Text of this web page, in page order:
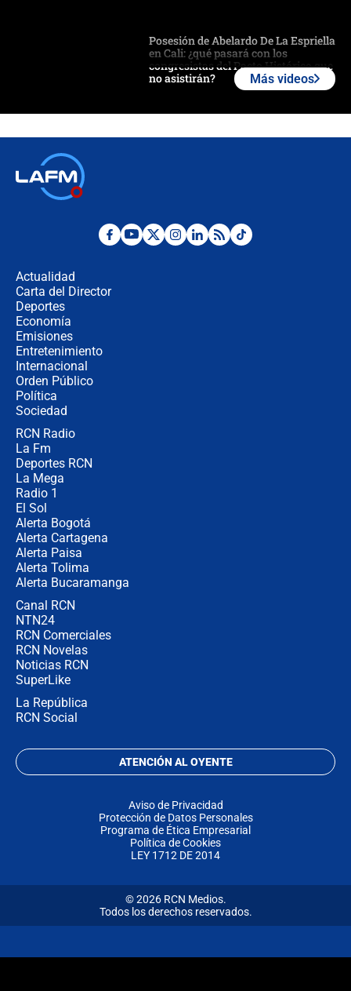
Posesión de Abelardo De La Espriella
en Cali: ¿qué pasará con los
congresistas del Pacto Histórico que
no asistirán?
¿Por qué De la Espriella gobernará
Más videos
Actualidad
Carta del Director
Deportes
Economía
Emisiones
Entretenimiento
Internacional
Orden Público
Política
Sociedad
RCN Radio
La Fm
Deportes RCN
La Mega
Radio 1
El Sol
Alerta Bogotá
Alerta Cartagena
Alerta Paisa
Alerta Tolima
Alerta Bucaramanga
Canal RCN
NTN24
RCN Comerciales
RCN Novelas
Noticias RCN
SuperLike
La República
RCN Social
ATENCIÓN AL OYENTE
Aviso de Privacidad
Protección de Datos Personales
Programa de Ética Empresarial
Política de Cookies
LEY 1712 DE 2014
© 2026 RCN Medios.
Todos los derechos reservados.